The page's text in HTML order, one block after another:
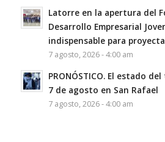
Latorre en la apertura del
Desarrollo Empresarial
indispensable para
7 agosto, 2026 - 4:00 am
PRONÓSTICO. El estado
7 de agosto en San Rafael
7 agosto, 2026 - 4:00 am